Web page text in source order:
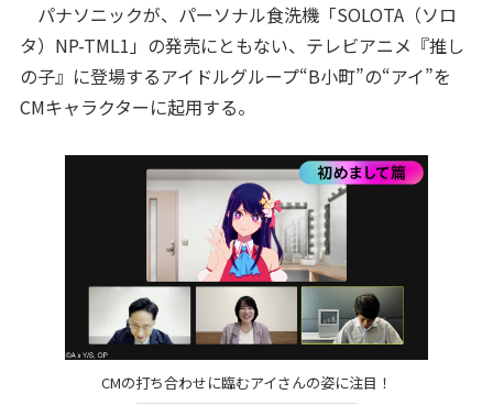
パナソニックが、パーソナル食洗機「SOLOTA（ソロ
タ）NP-TML1」の発売にともない、テレビアニメ『推し
の子』に登場するアイドルグループ“B小町”の“アイ”を
CMキャラクターに起用する。
CMの打ち合わせに臨むアイさんの姿に注目！